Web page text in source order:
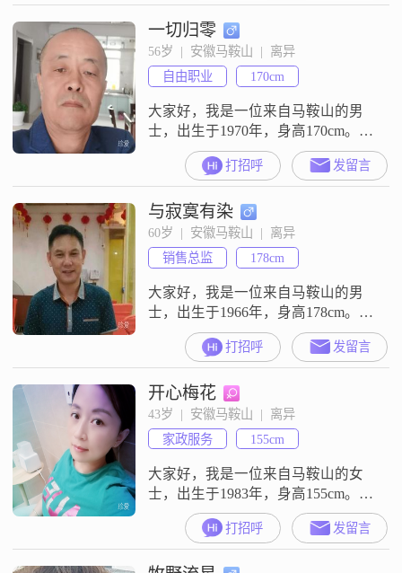
高，但足够维持我简单而舒适的生
活##3002##我性格温柔体贴，总是
愿意倾听他人的心声，给予他们关
怀和支持##3002##我开朗爱笑，乐
观积极，无论面对什么困难，都能
保持一颗平和
一切归零
56岁  |  安徽马鞍山  |  离异
自由职业
170cm
大家好，我是一位来自马鞍山的男
士，出生于1970年，身高170cm。我
的月收入在5001到8000元之间，学
历为高中及以下。我性格真诚可
靠，喜欢通过做菜烹饪来享受生
活，也常常去钓鱼来静心。我认为
生活应该活在当下，珍惜每一个瞬
间。我对待感情非常执着，是个重
感情的人，相互理解，包容，我懂
你辛苦，你知我不易，期待与对方
双向奔
打招呼 发留言
与寂寞有染
60岁  |  安徽马鞍山  |  离异
销售总监
178cm
大家好，我是一位来自马鞍山的男
士，出生于1966年，身高178cm。我
的月收入在8001到12000元之间，目
前的工作地也是在马鞍山。虽然我
的学历是高中及以下，但我一直保
持着积极向上的生活态度。我性格
稳重可靠，自信果断，外向健谈。
在生活中，我非常注重责任感，无
论是对家庭还是对朋友，我都会尽
心尽力去照顾和帮助。我对待生活
打招呼 发留言
开心梅花
43岁  |  安徽马鞍山  |  离异
家政服务
155cm
大家好，我是一位来自马鞍山的女
士，出生于1983年，身高155cm。我
的月收入在5001到8000元之间，学
历为高中及以下。我性格温柔体
贴，善解人意，细腻敏感，富有同
打招呼 发留言